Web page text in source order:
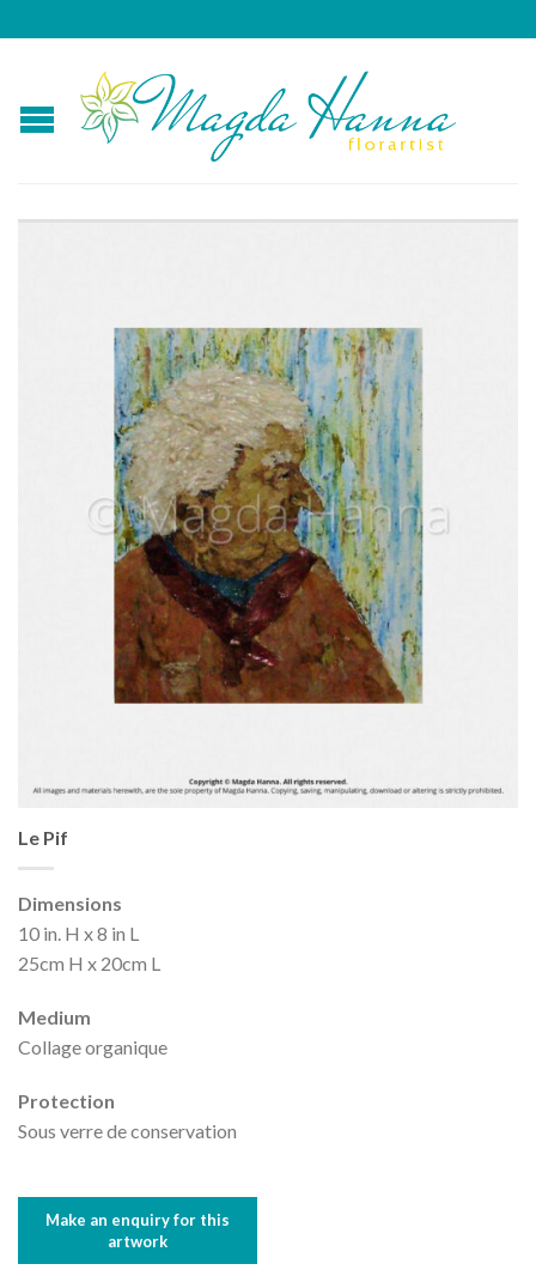
Le Pif
Dimensions
10 in. H x 8 in L
25cm H x 20cm L
Medium
Collage organique
Protection
Sous verre de conservation